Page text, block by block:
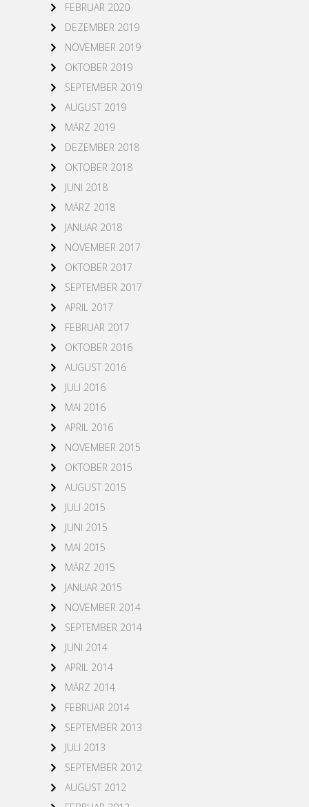
FEBRUAR 2020
DEZEMBER 2019
NOVEMBER 2019
OKTOBER 2019
SEPTEMBER 2019
AUGUST 2019
MÄRZ 2019
DEZEMBER 2018
OKTOBER 2018
JUNI 2018
MÄRZ 2018
JANUAR 2018
NOVEMBER 2017
OKTOBER 2017
SEPTEMBER 2017
APRIL 2017
FEBRUAR 2017
OKTOBER 2016
AUGUST 2016
JULI 2016
MAI 2016
APRIL 2016
NOVEMBER 2015
OKTOBER 2015
AUGUST 2015
JULI 2015
JUNI 2015
MAI 2015
MÄRZ 2015
JANUAR 2015
NOVEMBER 2014
SEPTEMBER 2014
JUNI 2014
APRIL 2014
MÄRZ 2014
FEBRUAR 2014
SEPTEMBER 2013
JULI 2013
SEPTEMBER 2012
AUGUST 2012